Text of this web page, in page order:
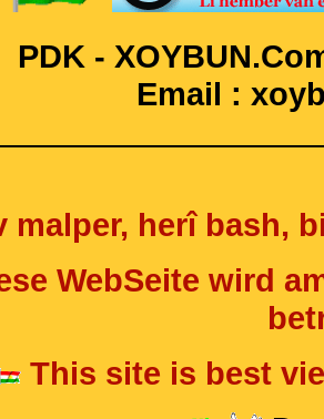
PDK -
Email :
malper, herî bash,
WebSeite wird
This site is best